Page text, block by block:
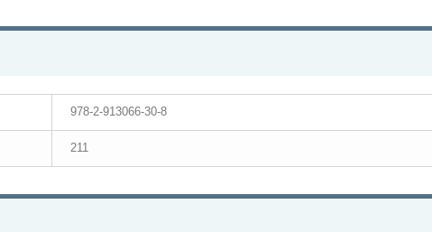
978-2-913066-30-8
211